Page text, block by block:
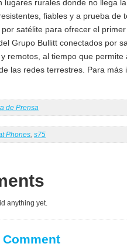
lugares rurales donde no llega
fiables y a prueba de
satélite para ofrecer el
Grupo Bullitt conectados por
remotos, al tiempo que
las redes terrestres. Para más
de Prensa
Phones, s75
anything yet.
Comment